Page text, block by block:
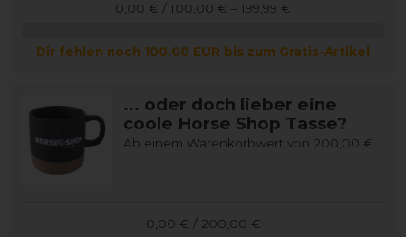
0,00 € / 100,00 € – 199,99 €
Dir fehlen noch 100,00 EUR bis zum Gratis-Artikel
... oder doch lieber eine
coole Horse Shop Tasse?
Ab einem Warenkorbwert von 200,00 €
0,00 € / 200,00 €